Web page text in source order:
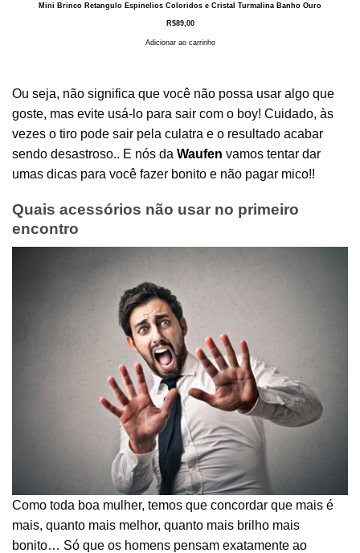
Mini Brinco Retangulo Espinelios Coloridos e Cristal Turmalina Banho Ouro
R$89,00
Adicionar ao carrinho
Ou seja, não significa que você não possa usar algo que
goste, mas evite usá-lo para sair com o boy! Cuidado, às
vezes o tiro pode sair pela culatra e o resultado acabar
sendo desastroso.. E nós da Waufen vamos tentar dar
umas dicas para você fazer bonito e não pagar mico!!
Quais acessórios não usar no primeiro
encontro
Como toda boa mulher, temos que concordar que mais é
mais, quanto mais melhor, quanto mais brilho mais
bonito… Só que os homens pensam exatamente ao